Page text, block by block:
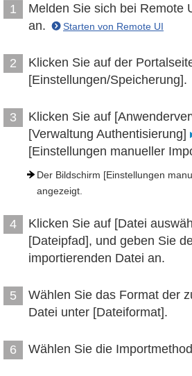
1
Melden Sie sich bei Remote
an.
Starten von Remote UI
2
Klicken Sie auf der
[Einstellungen/Speicherung].
3
Klicken Sie auf
[Verwaltung Authentisierung]
[Einstellungen manueller
Der Bildschirm [Einstellungen
angezeigt.
4
Klicken Sie auf [Datei
[Dateipfad], und geben Sie
importierenden Datei an.
5
Wählen Sie das Format der
Datei unter [Dateiformat].
6 Wählen Sie die